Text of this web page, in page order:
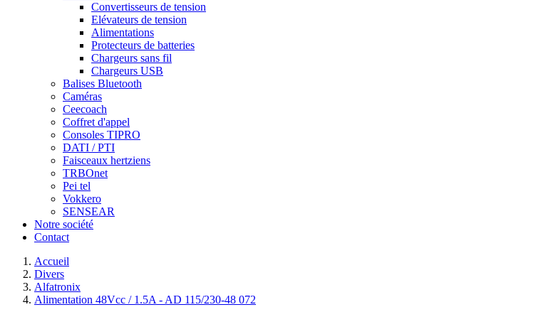
Convertisseurs de tension
Elévateurs de tension
Alimentations
Protecteurs de batteries
Chargeurs sans fil
Chargeurs USB
Balises Bluetooth
Caméras
Ceecoach
Coffret d'appel
Consoles TIPRO
DATI / PTI
Faisceaux hertziens
TRBOnet
Pei tel
Vokkero
SENSEAR
Notre société
Contact
Accueil
Divers
Alfatronix
Alimentation 48Vcc / 1.5A - AD 115/230-48 072